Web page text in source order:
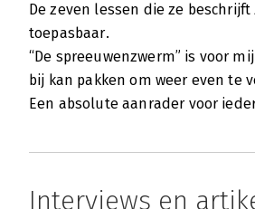
De zeven lessen die ze
toepasbaar.
“De spreeuwenzwerm” is voor
bij kan pakken om weer even te
Een absolute aanrader voor
Interviews en